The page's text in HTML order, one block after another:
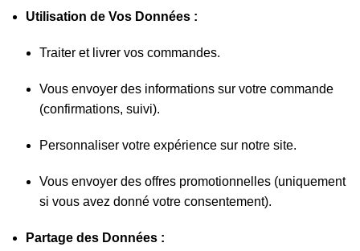
Utilisation de Vos Données :
Traiter et livrer vos commandes.
Vous envoyer des informations sur votre commande
(confirmations, suivi).
Personnaliser votre expérience sur notre site.
Vous envoyer des offres promotionnelles (uniquement
si vous avez donné votre consentement).
Partage des Données :